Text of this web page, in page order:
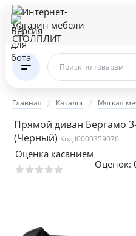
Поиск по товарам
Главная Каталог Мягкая
Прямой диван Бергамо
(Черный) Код I0000359076
Оценка касанием
Оценок: